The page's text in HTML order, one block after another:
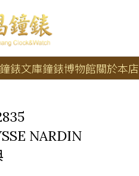
鐘錶文庫鐘錶博物館關於本店
NARDIN